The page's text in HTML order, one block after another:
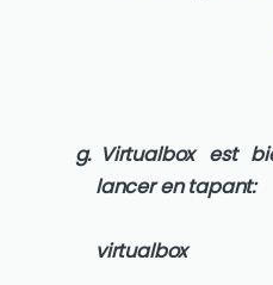
Virtualbox est
lancer en tapant:
virtualbox